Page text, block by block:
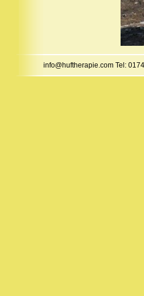
info@huftherapie.com Tel: